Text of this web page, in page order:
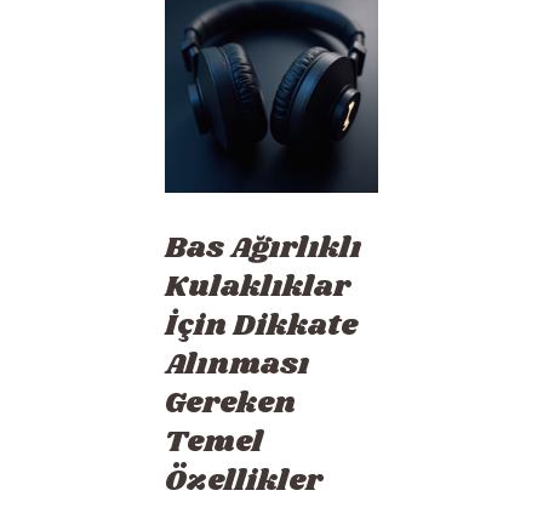
Bas Ağırlıklı
Kulaklıklar
İçin Dikkate
Alınması
Gereken
Temel
Özellikler